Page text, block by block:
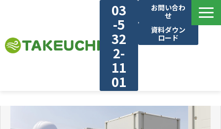
03
-5
32
2-
11
01
お問い合わ
せ
資料ダウン
ロード
選ばれる理由